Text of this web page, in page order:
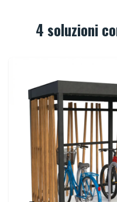
4 soluzioni